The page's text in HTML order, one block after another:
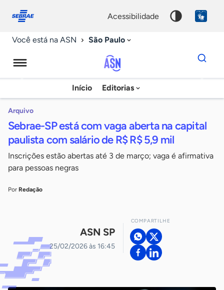
conosco
acessibilidade
Você está na ASN São Paulo
Agência
Sebrae
Notícias
Início Editorias
Dados
para
chave
Arquivo
Sebrae-SP está com vaga aberta na capital
paulista com salário de R$ R$ 5,9 mil
Inscrições estão abertas até 3 de março; vaga é afirmativa
para pessoas negras
Por Redação
ASN SP
25/02/2026 às 16:45
COMPARTILHE